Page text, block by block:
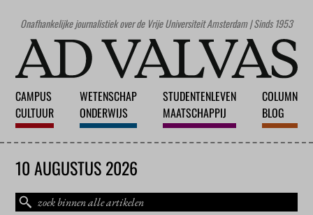
Onafhankelijke journalistiek over de Vrije Universiteit Amsterdam | Sinds 1953
CAMPUS
CULTUUR
WETENSCHAP
ONDERWIJS
STUDENTENLEVEN
MAATSCHAPPIJ
COLUMN
BLOG
10 AUGUSTUS 2026